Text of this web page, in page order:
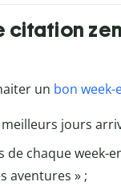
citation
un bon week-
meilleurs jours
de chaque
aventures » ;